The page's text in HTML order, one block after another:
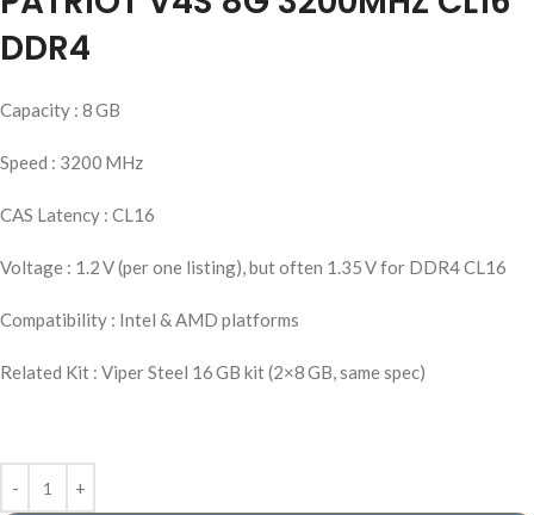
DDR4
Capacity : 8 GB
Speed : 3200 MHz
CAS Latency : CL16
Voltage : 1.2 V (per one listing), but often 1.35 V for DDR4 CL16
Compatibility : Intel & AMD platforms
Related Kit : Viper Steel 16 GB kit (2×8 GB, same spec)